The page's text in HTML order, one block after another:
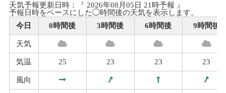
天気予報更新日時：『 2026年08月05日 21時予報 』
予報日時をベースにした◯時間後の天気を表示します。
今日
0時間後 3時間後 6時間後 9時間後
天気
気温 25 23 23 23
風向